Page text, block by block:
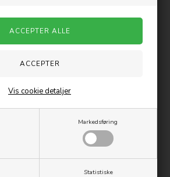
Markedsføring
Statistiske
Vis cookie detaljer
gave købte andre også